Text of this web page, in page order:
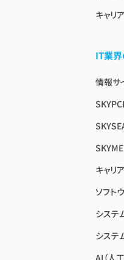
キャリ
IT業界
情報サ
キャリ
ソフト
システ
システ